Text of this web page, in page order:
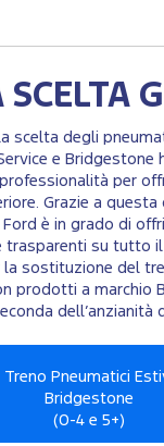
SCELTA
scelta degli
e Bridgestone
per
Grazie a questa
è in grado di
trasparenti su tutto
la sostituzione del
prodotti a marchio
dell’anzianità
Treno Pneumatici
Bridgestone
(0-4 e 5+)